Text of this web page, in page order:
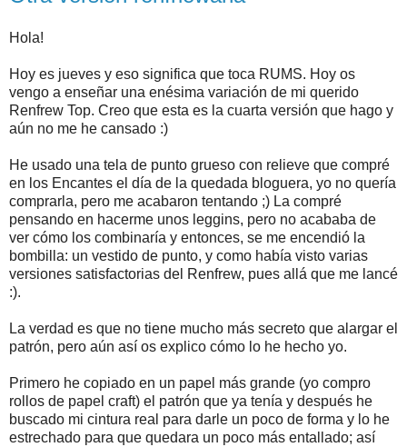
Hola!
Hoy es jueves y eso significa que toca RUMS. Hoy os
vengo a enseñar una enésima variación de mi querido
Renfrew Top. Creo que esta es la cuarta versión que hago y
aún no me he cansado :)
He usado una tela de punto grueso con relieve que compré
en los Encantes el día de la quedada bloguera, yo no quería
comprarla, pero me acabaron tentando ;) La compré
pensando en hacerme unos leggins, pero no acababa de
ver cómo los combinaría y entonces, se me encendió la
bombilla: un vestido de punto, y como había visto varias
versiones satisfactorias del Renfrew, pues allá que me lancé
:).
La verdad es que no tiene mucho más secreto que alargar el
patrón, pero aún así os explico cómo lo he hecho yo.
Primero he copiado en un papel más grande (yo compro
rollos de papel craft) el patrón que ya tenía y después he
buscado mi cintura real para darle un poco de forma y lo he
estrechado para que quedara un poco más entallado; así